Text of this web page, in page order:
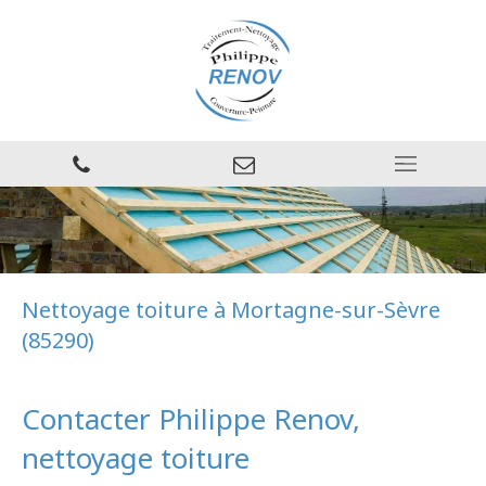
Nettoyage toiture à Mortagne-sur-Sèvre
(85290)
Contacter Philippe Renov,
nettoyage toiture